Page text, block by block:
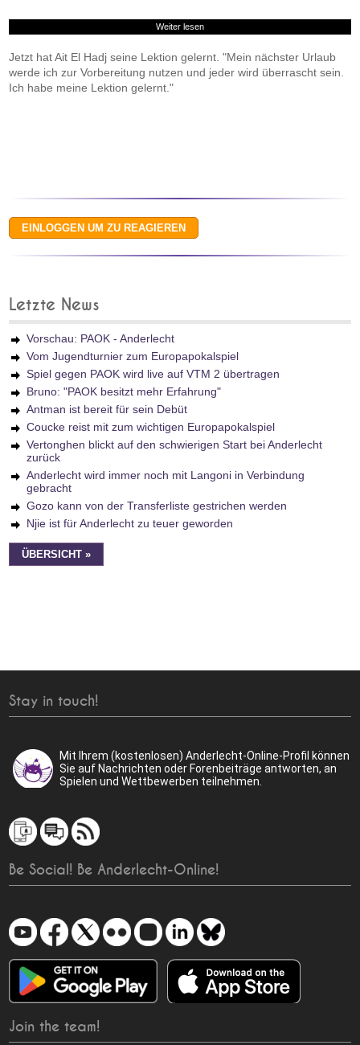
Weiter lesen
Jetzt hat Ait El Hadj seine Lektion gelernt. "Mein nächster Urlaub
werde ich zur Vorbereitung nutzen und jeder wird überrascht sein.
Ich habe meine Lektion gelernt."
Letzte News
Vorschau: PAOK - Anderlecht
Vom Jugendturnier zum Europapokalspiel
Spiel gegen PAOK wird live auf VTM 2 übertragen
Bruno: "PAOK besitzt mehr Erfahrung"
Antman ist bereit für sein Debüt
Coucke reist mit zum wichtigen Europapokalspiel
Vertonghen blickt auf den schwierigen Start bei Anderlecht
zurück
Anderlecht wird immer noch mit Langoni in Verbindung
gebracht
Gozo kann von der Transferliste gestrichen werden
Njie ist für Anderlecht zu teuer geworden
ÜBERSICHT »
Stay in touch!
Mit Ihrem (kostenlosen) Anderlecht-Online-Profil können
Sie auf Nachrichten oder Forenbeiträge antworten, an
Spielen und Wettbewerben teilnehmen.
Be Social! Be Anderlecht-Online!
Join the team!